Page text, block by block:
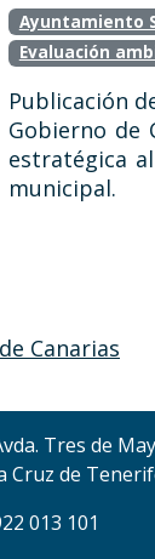
Ayuntamiento
Evaluación
Publicación
Gobierno de
estratégica
municipal.
Canarias
Tres de
Cruz de
013 101